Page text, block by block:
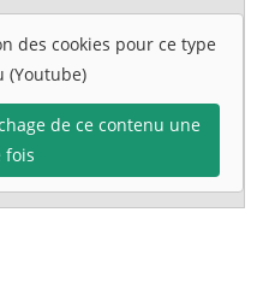
des cookies pour ce type
(Youtube)
de ce contenu une
fois